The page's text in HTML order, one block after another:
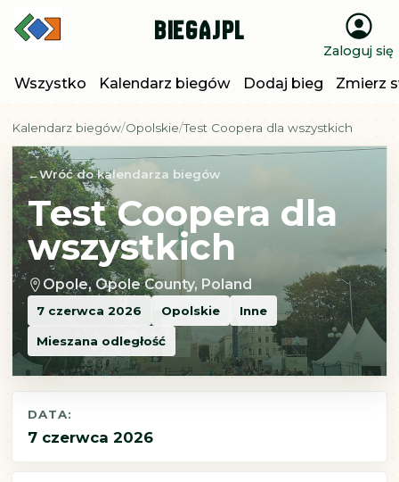
BiegajPL
Zaloguj się
Wszystko Kalendarz biegów Dodaj bieg Zmierz
Kalendarz biegów Opolskie Test Coopera dla wszystkich
Wróć do kalendarza biegów
Test Coopera dla
wszystkich
Opole, Opole County, Poland
7 czerwca 2026 Opolskie Inne
Mieszana odległość
DATA:
7 czerwca 2026